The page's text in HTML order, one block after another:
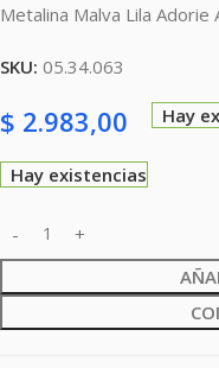
Metalina Malva Lila
SKU: 05.34.063
$ 2.983,00 Hay
Hay existencias